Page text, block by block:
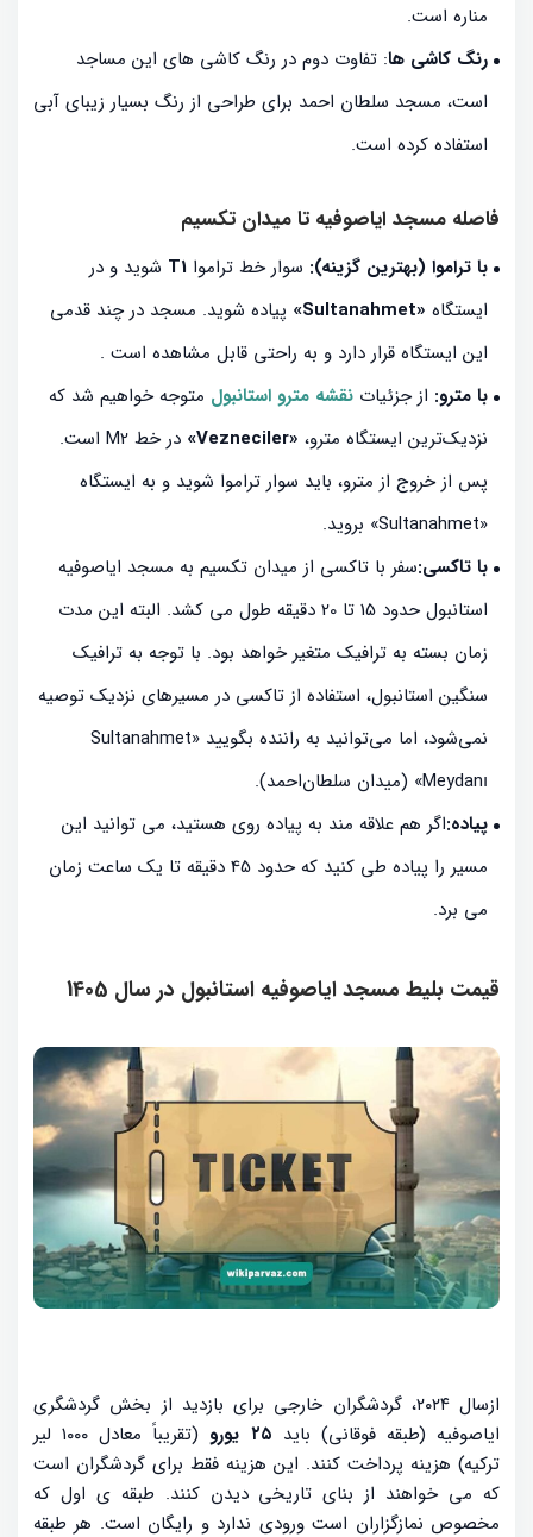
مناره است.
رنگ کاشی ها: تفاوت دوم در رنگ کاشی های این مساجد
است، مسجد سلطان احمد برای طراحی از رنگ بسیار زیبای آبی
استفاده کرده است.
فاصله مسجد ایاصوفیه تا میدان تکسیم
با تراموا (بهترین گزینه): سوار خط تراموا T1 شوید و در
ایستگاه «Sultanahmet»
پیاده شوید. مسجد در چند قدمی
این ایستگاه قرار دارد و به راحتی قابل مشاهده است .
با مترو: از جزئیات نقشه مترو استانبول متوجه خواهیم شد که
نزدیک‌ترین ایستگاه مترو، «Vezneciler»
در خط M2 است.
پس از خروج از مترو، باید سوار تراموا شوید و به ایستگاه
«Sultanahmet» بروید.
با تاکسی:سفر با تاکسی از میدان تکسیم به مسجد ایاصوفیه
استانبول حدود 15 تا 20 دقیقه طول می کشد. البته این مدت
زمان بسته به ترافیک متغیر خواهد بود. با توجه به ترافیک
سنگین استانبول، استفاده از تاکسی در مسیرهای نزدیک توصیه
نمی‌شود، اما می‌توانید به راننده بگویید «Sultanahmet
Meydanı» (میدان سلطان‌احمد).
پیاده:اگر هم علاقه مند به پیاده روی هستید، می توانید این
مسیر را پیاده طی کنید که حدود 45 دقیقه تا یک ساعت زمان
می برد.
قیمت بلیط مسجد ایاصوفیه استانبول در سال 1405
ازسال ۲۰۲۴، گردشگران خارجی برای بازدید از بخش گردشگری
ایاصوفیه (طبقه فوقانی) باید ۲۵ یورو
(تقریباً معادل ۱۰۰۰ لیر
ترکیه) هزینه پرداخت کنند. این هزینه فقط برای گردشگران است
که می خواهند از بنای تاریخی دیدن کنند. طبقه ی اول که
مخصوص نمازگزاران است ورودی ندارد و رایگان است. هر طبقه